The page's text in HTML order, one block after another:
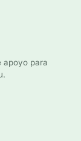
apoyo para